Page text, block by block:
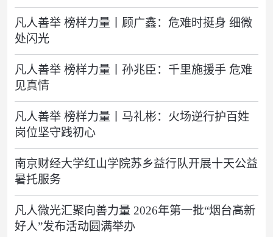
凡人善举 榜样力量丨顾广鑫：危难时挺身 细微
处闪光
凡人善举 榜样力量丨孙兆臣：千里施援手 危难
见真情
凡人善举 榜样力量丨马礼彬：火场逆行护百姓
岗位坚守践初心
南京财经大学红山学院苏乡益行队开展十天公益
暑托服务
凡人微光汇聚向善力量 2026年第一批“烟台高新
好人”发布活动圆满举办